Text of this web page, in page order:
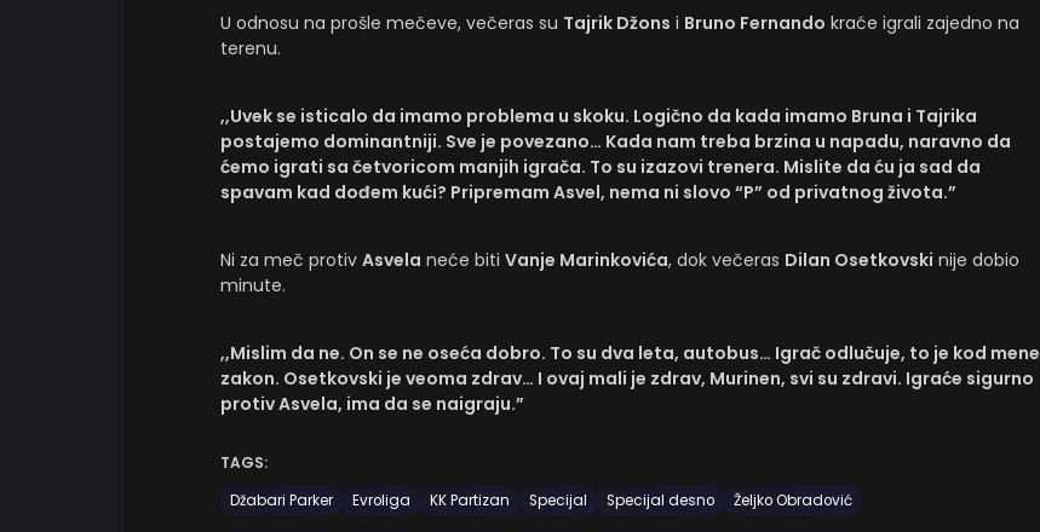
U odnosu na prošle mečeve, večeras su Tajrik Džons i Bruno Fernando kraće igrali zajedno na
terenu.
,,Uvek se isticalo da imamo problema u skoku. Logično da kada imamo Bruna i Tajrika
postajemo dominantniji. Sve je povezano… Kada nam treba brzina u napadu, naravno da
ćemo igrati sa četvoricom manjih igrača. To su izazovi trenera. Mislite da ću ja sad da
spavam kad dođem kući? Pripremam Asvel, nema ni slovo “P” od privatnog života.”
Ni za meč protiv Asvela neće biti Vanje Marinkovića, dok večeras Dilan Osetkovski nije dobio
minute.
,,Mislim da ne. On se ne oseća dobro. To su dva leta, autobus… Igrač odlučuje, to je kod mene
zakon. Osetkovski je veoma zdrav… I ovaj mali je zdrav, Murinen, svi su zdravi. Igraće sigurno
protiv Asvela, ima da se naigraju.”
TAGS:
Džabari Parker
Evroliga KK Partizan Specijal Specijal desno Željko Obradović